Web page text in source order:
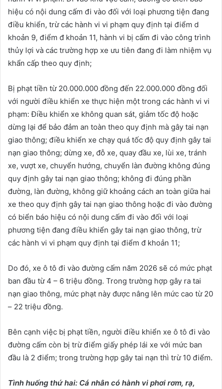
hiệu có nội dung cấm đi vào đối với loại phương tiện đang
điều khiển, trừ các hành vi vi phạm quy định tại điểm d
khoản 9, điểm đ khoản 11, hành vi bị cấm đi vào công trình
thủy lợi và các trường hợp xe ưu tiên đang đi làm nhiệm vụ
khẩn cấp theo quy định;
Bị phạt tiền từ 20.000.000 đồng đến 22.000.000 đồng đối
với người điều khiển xe thực hiện một trong các hành vi vi
phạm: Điều khiển xe không quan sát, giảm tốc độ hoặc
dừng lại để bảo đảm an toàn theo quy định mà gây tai nạn
giao thông; điều khiển xe chạy quá tốc độ quy định gây tai
nạn giao thông; dừng xe, đỗ xe, quay đầu xe, lùi xe, tránh
xe, vượt xe, chuyển hướng, chuyển làn đường không đúng
quy định gây tai nạn giao thông; không đi đúng phần
đường, làn đường, không giữ khoảng cách an toàn giữa hai
xe theo quy định gây tai nạn giao thông hoặc đi vào đường
có biển báo hiệu có nội dung cấm đi vào đối với loại
phương tiện đang điều khiển gây tai nạn giao thông, trừ
các hành vi vi phạm quy định tại điểm đ khoản 11;
Do đó, xe ô tô đi vào đường cấm năm 2026 sẽ có mức phạt
ban đầu từ 4 – 6 triệu đồng. Trong trường hợp gây ra tai
nạn giao thông, mức phạt này được nâng lên mức cao từ 20
– 22 triệu đồng.
Bên cạnh việc bị phạt tiền, người điều khiển xe ô tô đi vào
đường cấm còn bị trừ điểm giấy phép lái xe với mức ban
đầu là 2 điểm; trong trường hợp gây tai nạn thì trừ 10 điểm.
Tình huống thứ hai: Cá nhân có hành vi phơi rơm, rạ,